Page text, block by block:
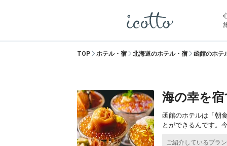
TOP ホテル・宿 北海道のホテル・宿 函館のホテ
海の幸を
函館のホテルは「朝
とができるんです。